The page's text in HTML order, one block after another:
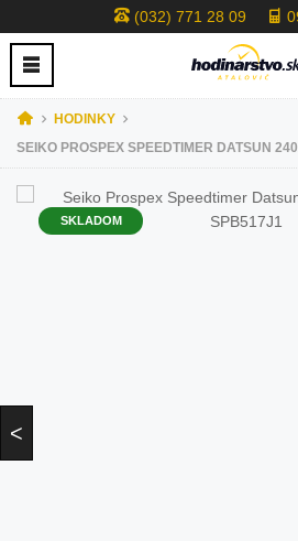
(032) 771 28 09
HODINKY
SEIKO PROSPEX SPEEDTIMER DATSUN
SKLADOM